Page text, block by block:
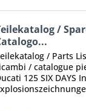
/
/ Parts
/ catalogue
125 SIX DAYS